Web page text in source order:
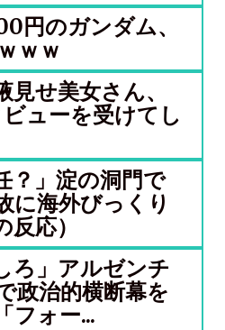
円のガンダム、
ｗｗ
見せ美女さん、
ューを受けてし
？」淀の洞門で
に海外びっくり
応）
ろ」アルゼンチ
政治的横断幕を
フォー...